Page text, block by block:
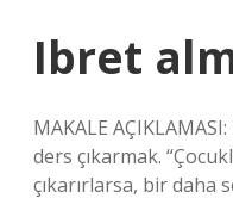
Ibret
MAKALE
ders çıkarmak.
çıkarırlarsa, bir daha